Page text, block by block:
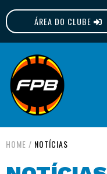
ÁREA DO CLUBE
FPB
HOME / NOTÍCIAS